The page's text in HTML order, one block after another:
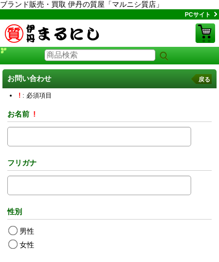
ブランド販売・買取 伊丹の質屋「マルニシ質店」
PCサイト
お問い合わせ 戻る
! : 必須項目
お名前 !
フリガナ
性別
男性
女性